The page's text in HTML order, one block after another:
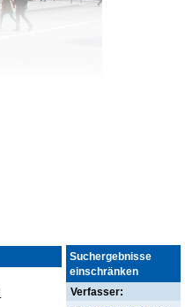
Suchergebnisse
einschränken
Verfasser: